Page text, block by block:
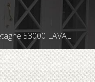
53000 LAVAL